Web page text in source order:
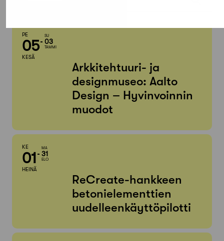
PE
05
KESÄ
SU
03
TAMMI
Arkkitehtuuri- ja
designmuseo: Aalto
Design – Hyvinvoinnin
muodot
KE
01
HEINÄ
MA
31
ELO
ReCreate-hankkeen
betonielementtien
uudelleenkäyttöpilotti